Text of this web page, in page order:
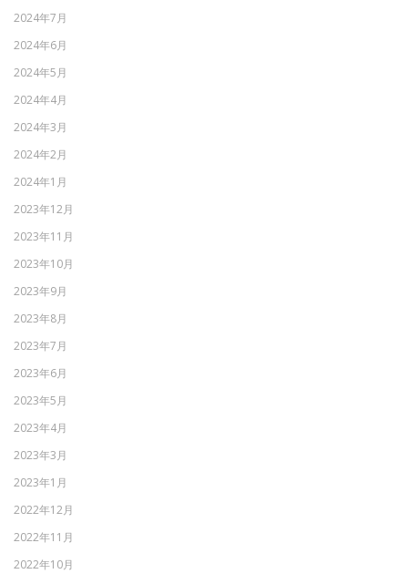
2024年7月
2024年6月
2024年5月
2024年4月
2024年3月
2024年2月
2024年1月
2023年12月
2023年11月
2023年10月
2023年9月
2023年8月
2023年7月
2023年6月
2023年5月
2023年4月
2023年3月
2023年1月
2022年12月
2022年11月
2022年10月